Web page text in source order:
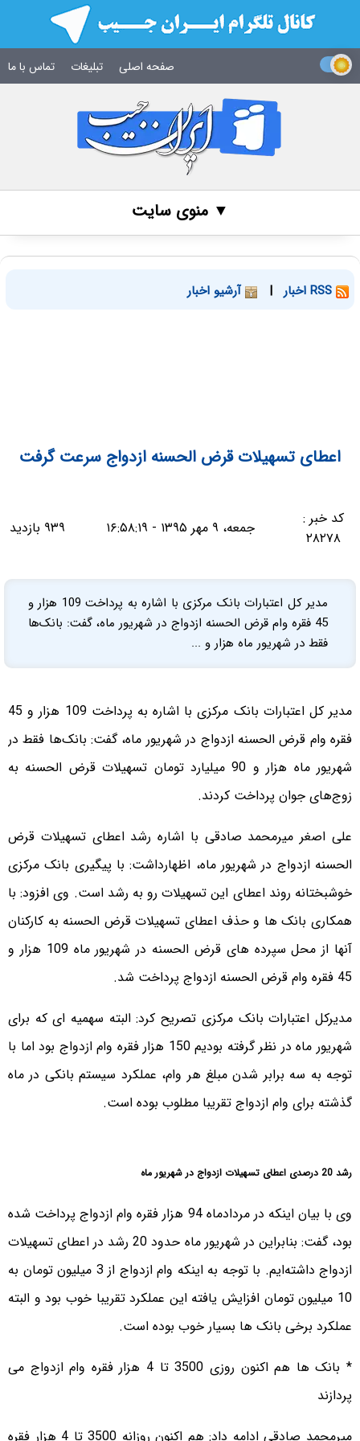
صفحه اصلی تبلیغات تماس با ما
▼ منوی سایت
| آرشیو اخبار
اعطای تسهیلات قرض الحسنه ازدواج سرعت گرفت
کد خبر :
۲۸۲۷۸
جمعه، ۹ مهر ۱۳۹۵ - ۱۶:۵۸:۱۹ ۹۳۹ بازدید
مدیر کل اعتبارات بانک مرکزی با اشاره به پرداخت 109 هزار و
45 فقره وام قرض الحسنه ازدواج در شهریور ماه، گفت: بانک‌ها
فقط در شهریور ماه هزار و ...
مدیر کل اعتبارات بانک مرکزی با اشاره به پرداخت 109 هزار و 45
فقره وام قرض الحسنه ازدواج در شهریور ماه، گفت: بانک‌ها فقط در
شهریور ماه هزار و 90 میلیارد تومان تسهیلات قرض الحسنه به
زوج‌های جوان پرداخت کردند.
علی اصغر میرمحمد صادقی با اشاره رشد اعطای تسهیلات قرض
الحسنه ازدواج در شهریور ماه، اظهارداشت: با پیگیری بانک مرکزی
خوشبختانه روند اعطای این تسهیلات رو به رشد است. وی افزود: با
همکاری بانک ها و حذف اعطای تسهیلات قرض الحسنه به کارکنان
آنها از محل سپرده های قرض الحسنه در شهریور ماه 109 هزار و
45 فقره وام قرض الحسنه ازدواج پرداخت شد.
مدیرکل اعتبارات بانک مرکزی تصریح کرد: البته سهمیه ای که برای
شهریور ماه در نظر گرفته بودیم 150 هزار فقره وام ازدواج بود اما با
توجه به سه برابر شدن مبلغ هر وام، عملکرد سیستم بانکی در ماه
گذشته برای وام ازدواج تقریبا مطلوب بوده است.
رشد 20 درصدی اعطای تسهیلات ازدواج در شهریور ماه
وی با بیان اینکه در مردادماه 94 هزار فقره وام ازدواج پرداخت شده
بود، گفت: بنابراین در شهریور ماه حدود 20 رشد در اعطای تسهیلات
ازدواج داشته‌ایم. با توجه به اینکه وام ازدواج از 3 میلیون تومان به
10 میلیون تومان افزایش یافته این عملکرد تقریبا خوب بود و البته
عملکرد برخی بانک ها بسیار خوب بوده است.
* بانک ها هم اکنون روزی 3500 تا 4 هزار فقره وام ازدواج می
پردازند
میرمحمد صادقی ادامه داد: هم اکنون روزانه 3500 تا 4 هزار فقره